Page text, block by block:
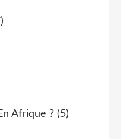
Afrique ? (5)